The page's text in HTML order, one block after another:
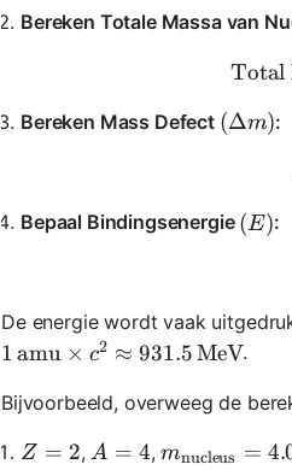
Bereken Totale Massa van
Total
Bereken Mass Defect (\Delta
(Δm):
Bepaal Bindingsenergie (E)
(E):
De energie wordt vaak
1 \, \text{amu} \times c^2
1 amu × c2 ≈ 931.5MeV.
Bijvoorbeeld, overweeg de
Z = 2
Z = 2, A = 4
A = 4,mnucleus =